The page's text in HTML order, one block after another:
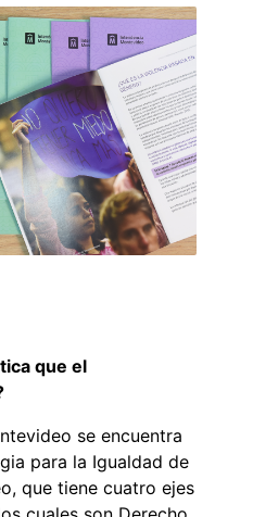
que el
se encuentra
para la Igualdad de
que tiene cuatro ejes